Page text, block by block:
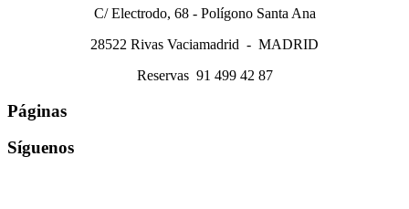
C/ Electrodo, 68 - Polígono Santa Ana
28522 Rivas Vaciamadrid - MADRID
Reservas 91 499 42 87
Páginas
Síguenos